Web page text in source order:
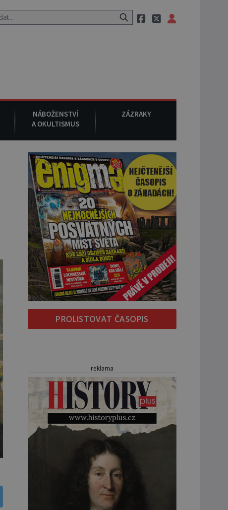
cestě utíká zvláštní psovitá šelma, údajně bájná čupakabra.
NÁBOŽENSTVÍ
A OKULTISMUS
ZÁZRAKY
PROLISTOVAT ČASOPIS
reklama